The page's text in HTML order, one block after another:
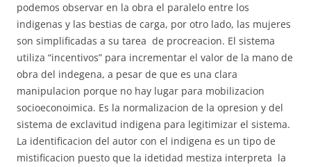
podemos observar en la obra el paralelo entre los
indigenas y las bestias de carga, por otro lado, las mujeres
son simplificadas a su tarea de procreacion. El sistema
utiliza “incentivos” para incrementar el valor de la mano de
obra del indegena, a pesar de que es una clara
manipulacion porque no hay lugar para mobilizacion
socioeconoimica. Es la normalizacion de la opresion y del
sistema de exclavitud indigena para legitimizar el sistema.
La identificacion del autor con el indigena es un tipo de
mistificacion puesto que la idetidad mestiza interpreta la